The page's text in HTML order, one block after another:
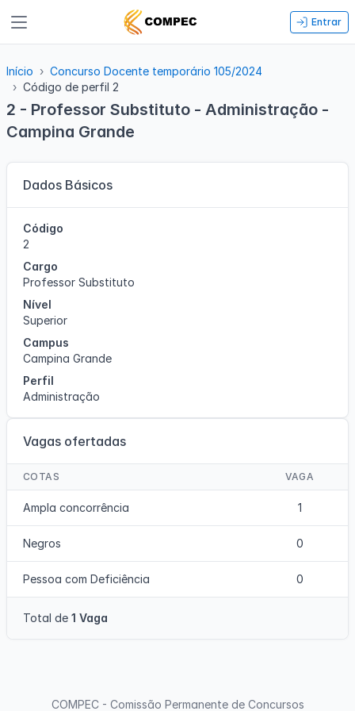
Entrar
Início
Concurso Docente temporário 105/2024
Código de perfil 2
2 - Professor Substituto - Administração -
Campina Grande
Dados Básicos
Código
2
Cargo
Professor Substituto
Nível
Superior
Campus
Campina Grande
Perfil
Administração
Vagas ofertadas
COTAS VAGA
Ampla concorrência 1
Negros 0
Pessoa com Deficiência 0
Total de 1 Vaga
COMPEC - Comissão Permanente de Concursos